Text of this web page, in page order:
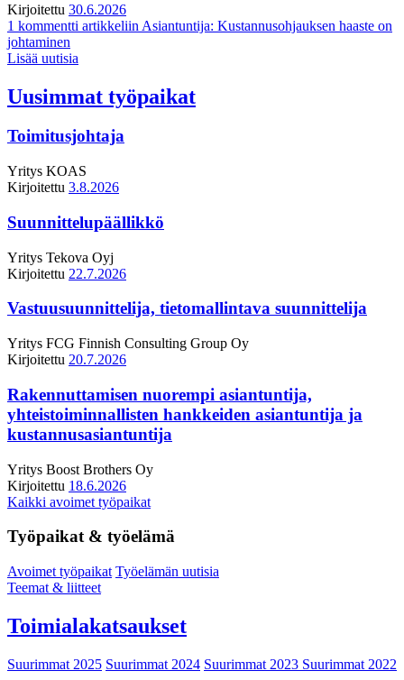
Kirjoitettu 30.6.2026
1 kommentti artikkeliin Asiantuntija: Kustannusohjauksen haaste on
johtaminen
Lisää uutisia
Uusimmat työpaikat
Toimitusjohtaja
Yritys KOAS
Kirjoitettu 3.8.2026
Suunnittelupäällikkö
Yritys Tekova Oyj
Kirjoitettu 22.7.2026
Vastuusuunnittelija, tietomallintava suunnittelija
Yritys FCG Finnish Consulting Group Oy
Kirjoitettu 20.7.2026
Rakennuttamisen nuorempi asiantuntija,
yhteistoiminnallisten hankkeiden asiantuntija ja
kustannusasiantuntija
Yritys Boost Brothers Oy
Kirjoitettu 18.6.2026
Kaikki avoimet työpaikat
Työpaikat & työelämä
Avoimet työpaikat Työelämän uutisia
Teemat & liitteet
Toimialakatsaukset
Suurimmat 2025 Suurimmat 2024 Suurimmat 2023 Suurimmat 2022